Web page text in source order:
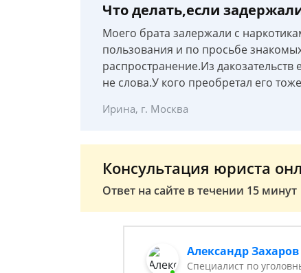
Что делать,если
Моего брата залержали с
пользования и по просьбе
распространение.Из
не слова.У кого преобретал его
Ирина, г. Москва
Консультация юриста
Ответ на сайте в течении 15 минут
Александр Захаров
Специалист по